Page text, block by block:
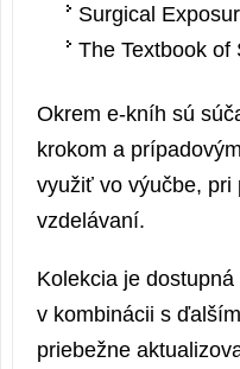
Surgical
The Textbook of
Okrem e-kníh sú
krokom a
využiť vo výučbe, pri
vzdelávaní.
Kolekcia je
v kombinácii s
priebežne